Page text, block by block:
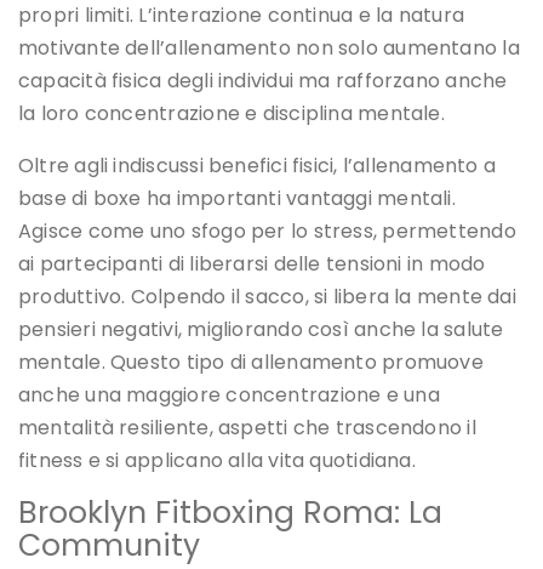
propri limiti. L’interazione continua e la natura
motivante dell’allenamento non solo aumentano la
capacità fisica degli individui ma rafforzano anche
la loro concentrazione e disciplina mentale.
Oltre agli indiscussi benefici fisici, l’allenamento a
base di boxe ha importanti vantaggi mentali.
Agisce come uno sfogo per lo stress, permettendo
ai partecipanti di liberarsi delle tensioni in modo
produttivo. Colpendo il sacco, si libera la mente dai
pensieri negativi, migliorando così anche la salute
mentale. Questo tipo di allenamento promuove
anche una maggiore concentrazione e una
mentalità resiliente, aspetti che trascendono il
fitness e si applicano alla vita quotidiana.
Brooklyn Fitboxing Roma: La
Community